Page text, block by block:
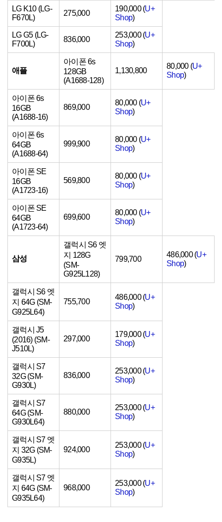
LG K10 (LG-
F670L)
275,000
190,000 (U+
Shop)
LG G5 (LG-
F700L)
836,000
253,000 (U+
Shop)
애플
아이폰 6s
128GB
(A1688-128)
1,130,800
80,000 (U+
Shop)
아이폰 6s
16GB
(A1688-16)
869,000
80,000 (U+
Shop)
아이폰 6s
64GB
(A1688-64)
999,900
80,000 (U+
Shop)
아이폰 SE
16GB
(A1723-16)
569,800
80,000 (U+
Shop)
아이폰 SE
64GB
(A1723-64)
699,600
80,000 (U+
Shop)
삼성
갤럭시 S6 엣
지 128G
(SM-
G925L128)
799,700
486,000 (U+
Shop)
갤럭시 S6 엣
지 64G (SM-
G925L64)
755,700
486,000 (U+
Shop)
갤럭시 J5
(2016) (SM-
J510L)
297,000
179,000 (U+
Shop)
갤럭시 S7
32G (SM-
G930L)
836,000
253,000 (U+
Shop)
갤럭시 S7
64G (SM-
G930L64)
880,000
253,000 (U+
Shop)
갤럭시 S7 엣
지 32G (SM-
G935L)
924,000
253,000 (U+
Shop)
갤럭시 S7 엣
지 64G (SM-
G935L64)
968,000
253,000 (U+
Shop)